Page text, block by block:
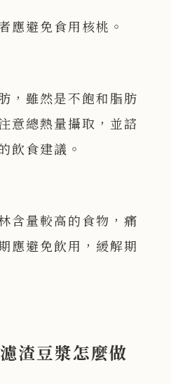
應避免食用核桃。
，雖然是不飽和脂肪
意總熱量攝取，並諮
飲食建議。
含量較高的食物，痛
應避免飲用，緩解期
渣豆漿怎麼做